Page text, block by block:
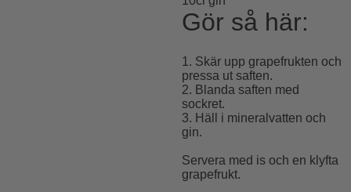
Gör så här:
1. Skär upp grapefrukten och
pressa ut saften.
2. Blanda saften med
sockret.
3. Häll i mineralvatten och
gin.
Servera med is och en klyfta
grapefrukt.